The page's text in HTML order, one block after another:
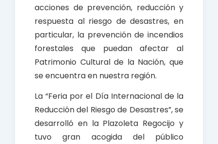
acciones de prevención, reducción y
respuesta al riesgo de desastres, en
particular, la prevención de incendios
forestales que puedan afectar al
Patrimonio Cultural de la Nación, que
se encuentra en nuestra región.
La “Feria por el Día Internacional de la
Reducción del Riesgo de Desastres”, se
desarrolló en la Plazoleta Regocijo y
tuvo gran acogida del público